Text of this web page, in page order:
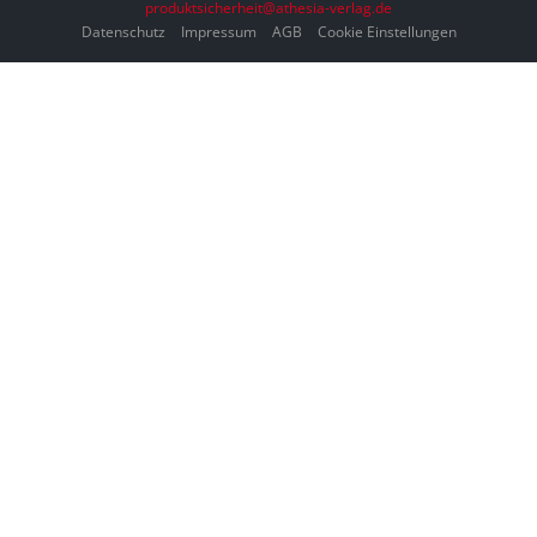
produktsicherheit@athesia-verlag.de
Datenschutz
Impressum AGB Cookie Einstellungen